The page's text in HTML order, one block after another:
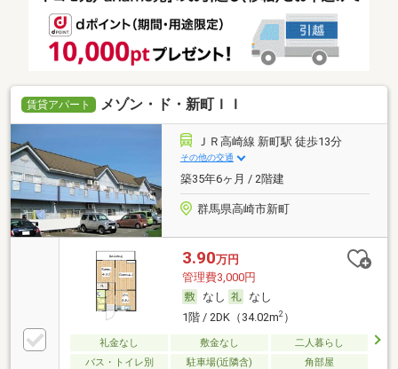
賃貸アパート メゾン・ド・新町ＩＩ
ＪＲ高崎線 新町駅 徒歩13分
その他の交通
築35年6ヶ月 / 2階建
群馬県高崎市新町
3.90万円
管理費3,000円
なし
なし
1階 / 2DK（34.02m2）
礼金なし 敷金なし
二人暮らし
バス・トイレ別
駐車場(近隣含) 角部屋